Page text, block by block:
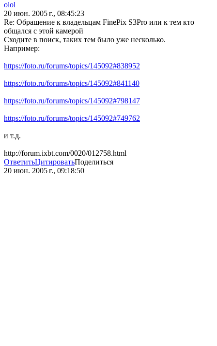
olol
20 июн. 2005 г., 08:45:23
Re: Обращение к владельцам FinePix S3Pro или к тем кто
общался с этой камерой
Сходите в поиск, таких тем было уже несколько.
Например:
https://foto.ru/forums/topics/145092#838952
https://foto.ru/forums/topics/145092#841140
https://foto.ru/forums/topics/145092#798147
https://foto.ru/forums/topics/145092#749762
и т.д.
http://forum.ixbt.com/0020/012758.html
ОтветитьЦитироватьПоделиться
20 июн. 2005 г., 09:18:50